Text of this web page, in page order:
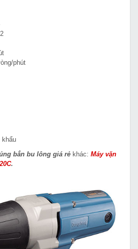
phút
khẩu
bắn bu lông giá rẻ khác: Máy vặn
.